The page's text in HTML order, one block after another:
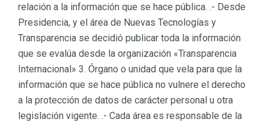
relación a la información que se hace pública. .- Desde
Presidencia, y el área de Nuevas Tecnologías y
Transparencia se decidió publicar toda la información
que se evalúa desde la organización «Transparencia
Internacional» 3. Órgano o unidad que vela para que la
información que se hace pública no vulnere el derecho
a la protección de datos de carácter personal u otra
legislación vigente. .- Cada área es responsable de la